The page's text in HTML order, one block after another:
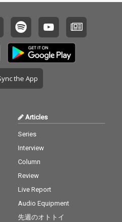
the App
Articles
Series
Interview
Column
Review
Live Report
Audio Equipment
先週のオトトイ